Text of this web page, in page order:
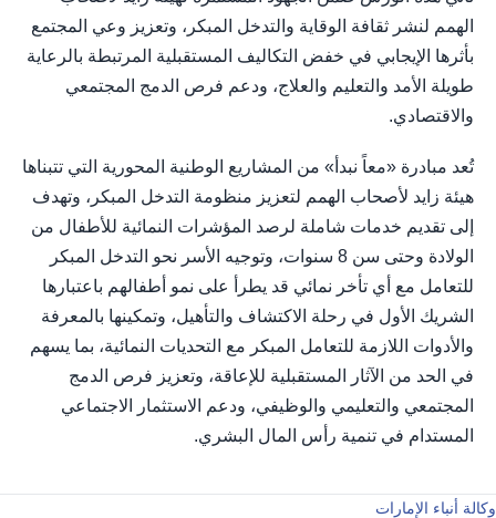
الهمم لنشر ثقافة الوقاية والتدخل المبكر، وتعزيز وعي المجتمع
بأثرها الإيجابي في خفض التكاليف المستقبلية المرتبطة بالرعاية
طويلة الأمد والتعليم والعلاج، ودعم فرص الدمج المجتمعي
والاقتصادي.
تُعد مبادرة «معاً نبدأ» من المشاريع الوطنية المحورية التي تتبناها
هيئة زايد لأصحاب الهمم لتعزيز منظومة التدخل المبكر، وتهدف
إلى تقديم خدمات شاملة لرصد المؤشرات النمائية للأطفال من
الولادة وحتى سن 8 سنوات، وتوجيه الأسر نحو التدخل المبكر
للتعامل مع أي تأخر نمائي قد يطرأ على نمو أطفالهم باعتبارها
الشريك الأول في رحلة الاكتشاف والتأهيل، وتمكينها بالمعرفة
والأدوات اللازمة للتعامل المبكر مع التحديات النمائية، بما يسهم
في الحد من الآثار المستقبلية للإعاقة، وتعزيز فرص الدمج
المجتمعي والتعليمي والوظيفي، ودعم الاستثمار الاجتماعي
المستدام في تنمية رأس المال البشري.
وكالة أنباء الإمارات